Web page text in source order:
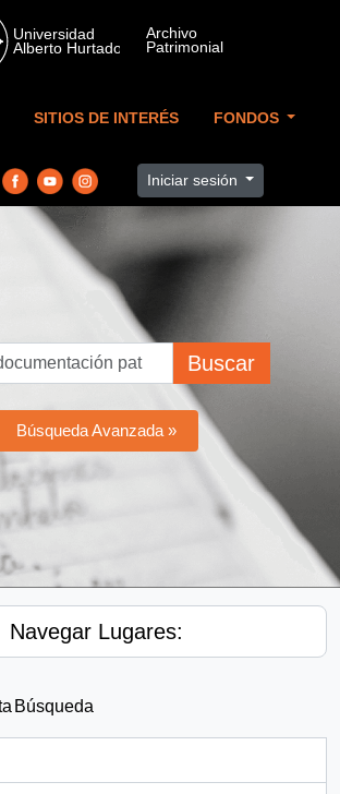
SITIOS DE INTERÉS FONDOS
Iniciar sesión
Buscar
Búsqueda Avanzada »
Navegar Lugares:
Búsqueda